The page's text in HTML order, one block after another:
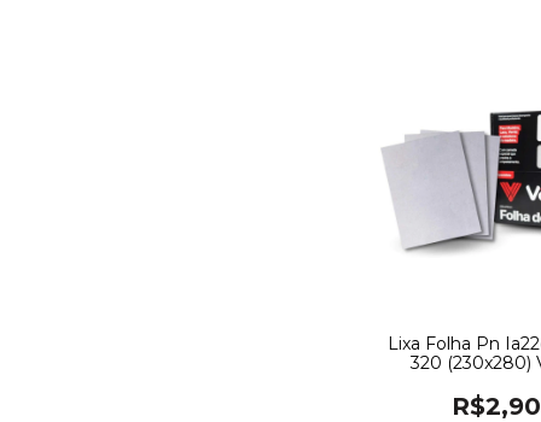
Lixa Folha Pn
320 (230x280)
R$2,90